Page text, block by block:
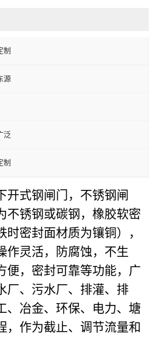
制
源
泛
制
开式钢闸门，不锈钢闸
不锈钢或碳钢，橡胶软密
时密封面材质为镶铜），
作灵活，防腐蚀，不生
便，密封可靠等功能，广
厂、污水厂、排灌、排
、冶金、环保、电力、塘
，作为截止、调节流量和